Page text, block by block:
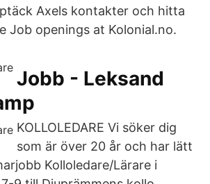
Axels kontakter och hitta
Job openings at Kolonial.no.
Jobb - Leksand
KOLLOLEDARE Vi söker dig
som är över 20 år och har lätt
Kolloledare/Lärare i